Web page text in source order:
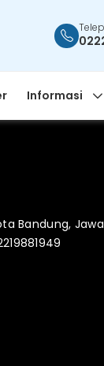
Informasi
Bandung, Jawa